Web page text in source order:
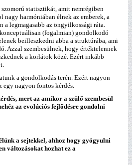
statisztikát, amit nemrégiben
nagy harmóniában élnek az emberek, a
legmagasabb az öngyilkossági ráta.
(fogalmian) gondolkodó
beilleszkedni abba a struktúrába, ami
Azzal szembesülnek, hogy értéktelennek
a korlátok közé. Ezért inkább
a gondolkodás terén. Ezért nagyon
egy nagyon fontos kérdés.
mert az amikor a szülő szembesül
az evolúciós fejlődésre gondolni
a sejtekkel, ahhoz hogy gyógyulni
változásokat hozhat ez a